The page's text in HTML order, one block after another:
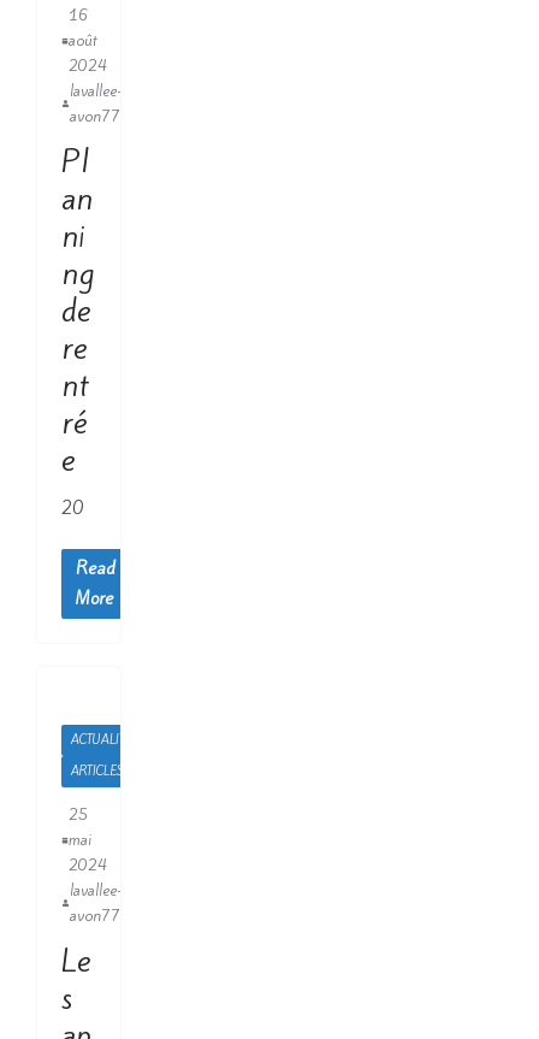
16
août
2024
lavallee-
avon77
Pl
an
ni
ng
de
re
nt
ré
e
20
Read
More
ACTUALITÉS
ARTICLES
25
mai
2024
lavallee-
avon77
Le
s